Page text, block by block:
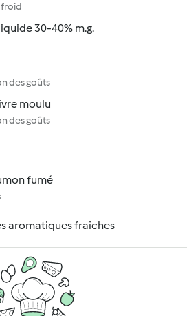
froid
30-40% m.g.
des goûts
moulu
des goûts
fumé
aromatiques fraîches